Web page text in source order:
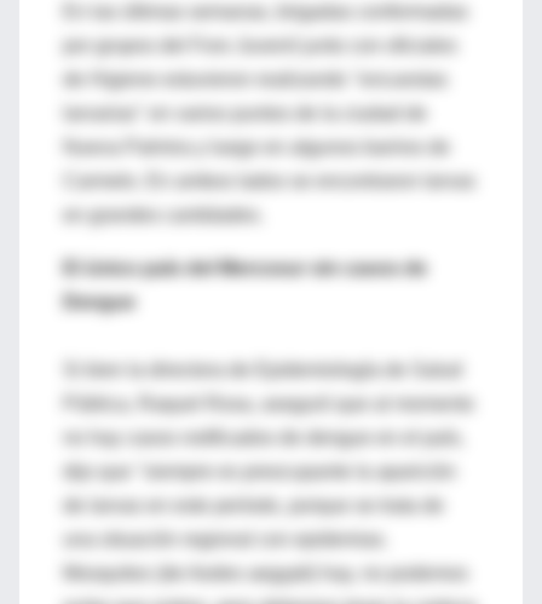
En las últimas semanas, brigadas conformadas
por grupos del Foro Juvenil junto con oficiales
de Higiene estuvieron realizando "encuestas
Nueva Palmira y luego en algunos barrios de
El único país del Mercosur sin casos de
Dengue
Si bien la directora de Epidemiología de Salud
Pública, Raquel Rosa, aseguró que al momento
no hay casos notificados de dengue en el país,
dijo que "siempre es preocupante la aparición
de larvas en este período, porque se trata de
una situación regional con epidemias.
Mosquitos (de Aedes aegypti) hay, no podemos